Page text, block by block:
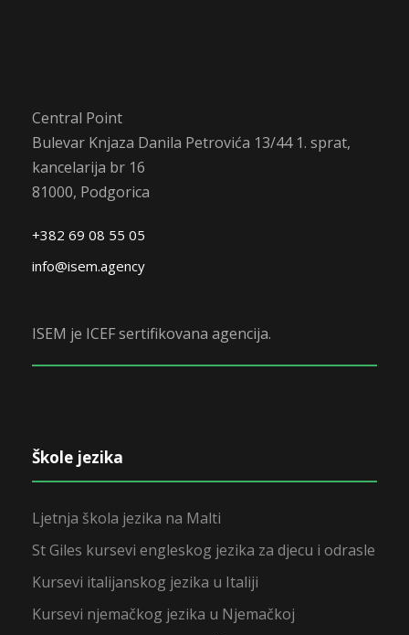
Central Point
Bulevar Knjaza Danila Petrovića 13/44 1. sprat,
kancelarija br 16
81000, Podgorica
+382 69 08 55 05
info@isem.agency
ISEM je ICEF sertifikovana agencija.
Škole jezika
Ljetnja škola jezika na Malti
St Giles kursevi engleskog jezika za djecu i odrasle
Kursevi italijanskog jezika u Italiji
Kursevi njemačkog jezika u Njemačkoj